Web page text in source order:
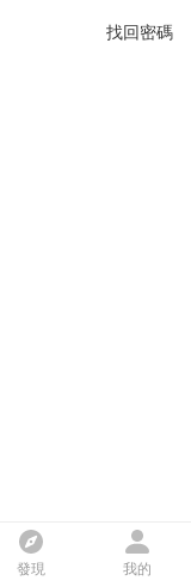
找回密碼
發現 我的